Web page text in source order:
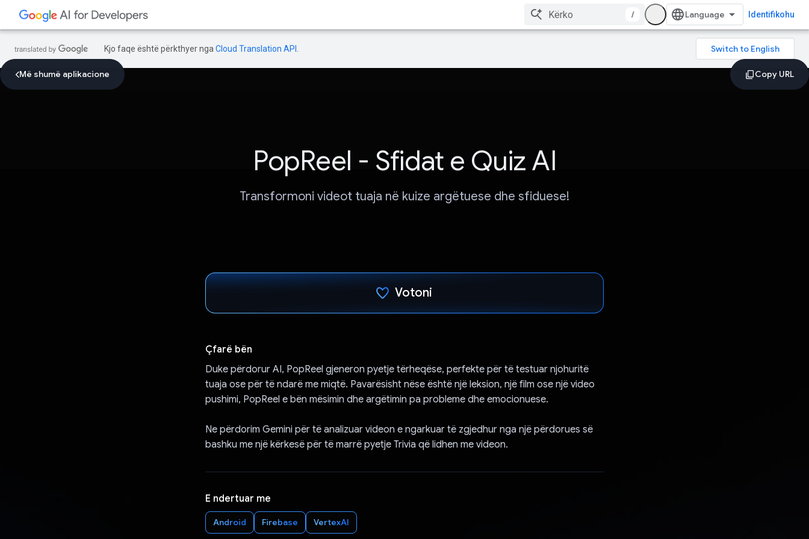
/ Identifikohu
Kjo faqe është përkthyer nga Cloud Translation API
Më shumë aplikacione
PopReel - Sfidat e Quiz AI
Transformoni videot tuaja në kuize argëtuese dhe sfiduese!
Votoni
Çfarë bën
Duke përdorur AI, PopReel gjeneron pyetje tërheqëse, perfekte për të testuar njohuritë
tuaja ose për të ndarë me miqtë. Pavarësisht nëse është një leksion, një film ose një video
pushimi, PopReel e bën mësimin dhe argëtimin pa probleme dhe emocionuese.
Ne përdorim Gemini për të analizuar videon e ngarkuar të zgjedhur nga një përdorues së
bashku me një kërkesë për të marrë pyetje Trivia që lidhen me videon.
E ndertuar me
Android Firebase VertexAI